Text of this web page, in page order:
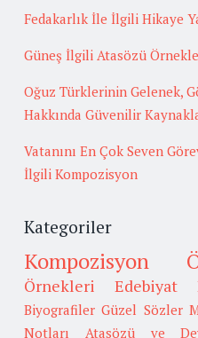
Fedakarlık İle İlgili Hikaye
Güneş İlgili Atasözü
Oğuz Türklerinin Gelenek,
Hakkında Güvenilir
Vatanını En Çok Seven
İlgili Kompozisyon
Kategoriler
Kompozisyon
Örnekleri
Edebiyat
Biyografiler Güzel Sözler
Notları
Atasözü ve